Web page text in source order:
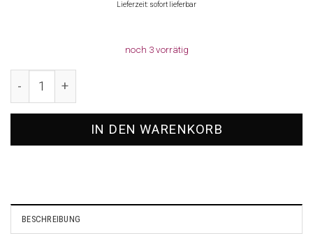
Lieferzeit: sofort lieferbar
noch 3 vorrätig
IN DEN WARENKORB
BESCHREIBUNG